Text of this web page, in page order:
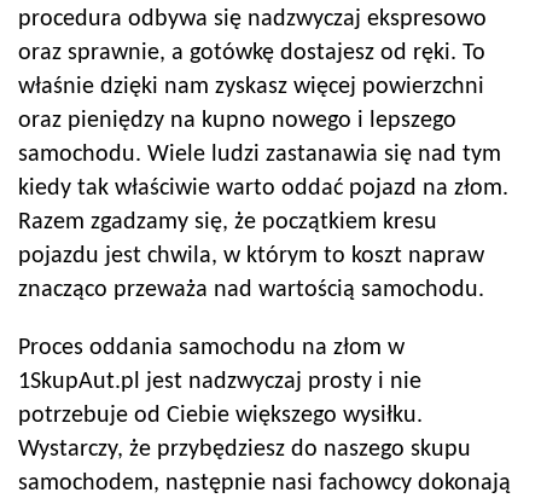
procedura odbywa się nadzwyczaj ekspresowo
oraz sprawnie, a gotówkę dostajesz od ręki. To
właśnie dzięki nam zyskasz więcej powierzchni
oraz pieniędzy na kupno nowego i lepszego
samochodu. Wiele ludzi zastanawia się nad tym
kiedy tak właściwie warto oddać pojazd na złom.
Razem zgadzamy się, że początkiem kresu
pojazdu jest chwila, w którym to koszt napraw
znacząco przeważa nad wartością samochodu.
Proces oddania samochodu na złom w
1SkupAut.pl jest nadzwyczaj prosty i nie
potrzebuje od Ciebie większego wysiłku.
Wystarczy, że przybędziesz do naszego skupu
samochodem, następnie nasi fachowcy dokonają